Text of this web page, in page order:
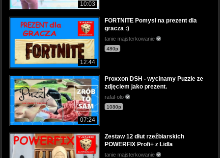
10:03
12:44
FORTNITE Pomysł na prezent dla
gracza :)
tanie majsterkowanie
480p
07:24
Proxxon DSH - wycinamy Puzzle ze
zdjęciem jako prezent.
rafal-olo
1080p
Zestaw 12 dłut rzeźbiarskich
POWERFIX Profi+ z Lidla
tanie majsterkowanie